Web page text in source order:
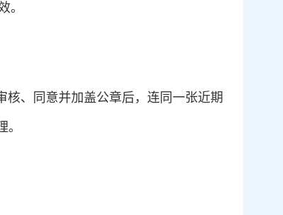
。
、同意并加盖公章后，连同一张近期